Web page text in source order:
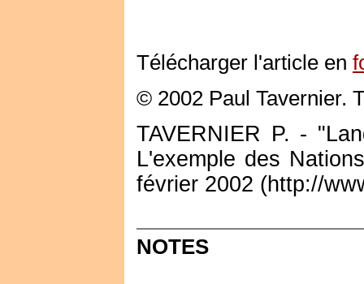
Télécharger l'article en
© 2002 Paul Tavernier.
TAVERNIER P. -
L'exemple des
février 2002 (http://
NOTES